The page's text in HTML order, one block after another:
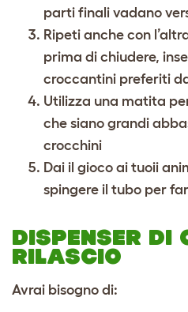
parti finali vadano
Ripeti anche con
prima di chiudere,
croccantini preferiti
Utilizza una matita
che siano grandi
crocchini
Dai il gioco ai tuoii
spingere il tubo per
DISPENSER DI
RILASCIO
Avrai bisogno di: